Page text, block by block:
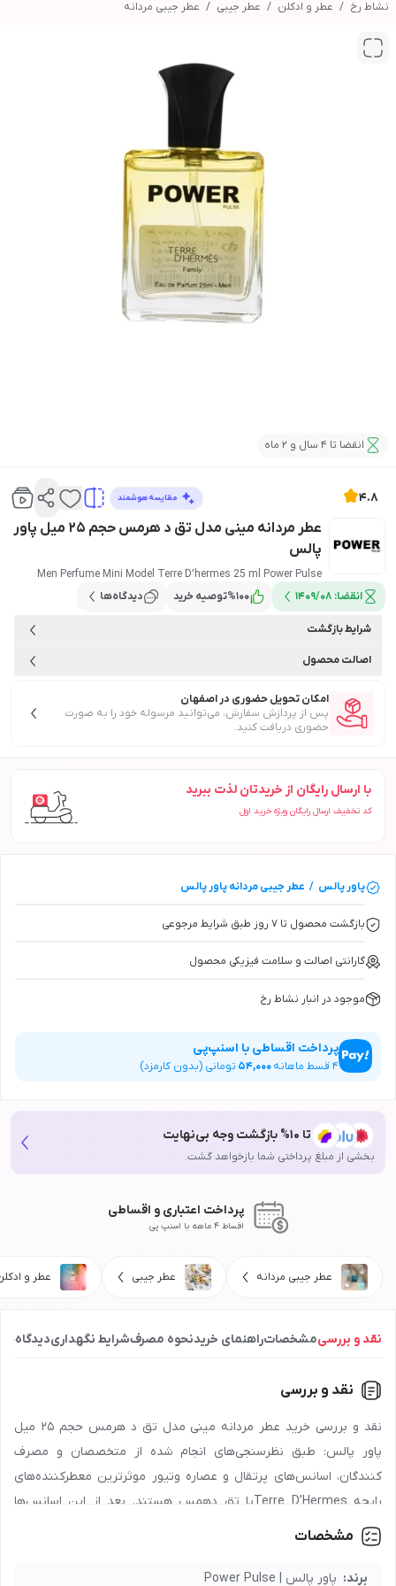
نشاط رخ عطر و ادکلن عطر جیبی عطر جیبی مردانه
انقضا تا 4 سال و 2 ماه
4.8 مقایسه هوشمند
عطر مردانه مینی مدل تق د هرمس حجم 25 میل پاور
پالس
Men Perfume Mini Model Terre D’hermes 25 ml Power Pulse
انقضا: 1409/08
%100 توصیه خرید دیدگاه‌ها
شرایط بازگشت
اصالت محصول
امکان تحویل حضوری در اصفهان
پس از پردازش سفارش، می‌توانید مرسوله خود را به صورت
حضوری دریافت کنید.
با ارسال رایگان از خریدتان لذت ببرید
کد تخفیف ارسال رایگان ویژه خرید اول
پاور پالس / عطر جیبی مردانهپاور پالس
بازگشت محصول تا ۷ روز طبق شرایط مرجوعی
گارانتی اصالت و سلامت فیزیکی محصول
موجود در انبار نشاط رخ
پرداخت اقساطی با اسنپ‌پی
4 قسط ماهانه54,000 تومانی (بدون کارمزد)
تا 10% بازگشت وجه بی‌نهایت
بخشی از مبلغ پرداختی شما بازخواهد گشت.
پرداخت اعتباری و اقساطی
اقساط 4 ماهه با اسنپ پی
عطر جیبی مردانه عطر جیبی عطر و
نقد و بررسیمشخصاتراهنمای خریدنحوه مصرفشرایط نگهداریدیدگاه‌ها
نقد و بررسی
نقد و بررسی خرید عطر مردانه مینی مدل تق د هرمس حجم 25 میل
پاور پالس: طبق نظرسنجی‌های انجام شده از متخصصان و مصرف
کنندگان، اسانس‌های پرتقال و عصاره وتیور موثرترین معطرکننده‌های
رایحه Terre D’Hermesیا تق دهمس هستند. بعد از این اسانس‌ها
رایحه فلفل با همراهی گریپ فروت و سدر بازی‌های جوانی را در سر تداعی
می‌کند. در انتها بوی خوش پاچولی در کنار بنزوئین و گل شمعدانی حس
وقار را زنده می‌کند. رایحه متعادل این عطر را اکثر مردان می‌پسندند.
مشخصات
برند: پاور پالس | Power Pulse